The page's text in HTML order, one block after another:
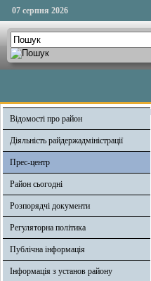
07 серпня 2026
Відомості про район
Діяльність райдержадміністрації
Прес-центр
Район сьогодні
Розпорядчі документи
Регуляторна політика
Публічна інформація
Інформація з установ району